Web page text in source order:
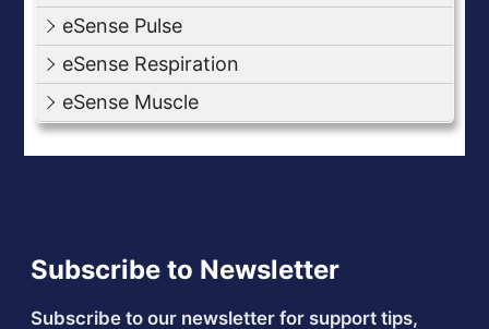
eSense Pulse
eSense Respiration
eSense Muscle